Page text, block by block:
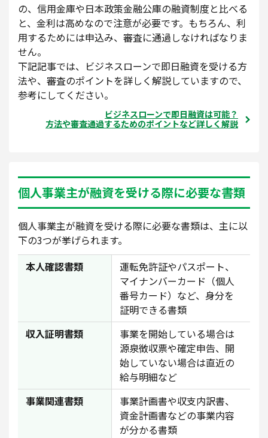
の、信用金庫や日本政策金融公庫の融資制度と比べる
と、金利は高めなので注意が必要です。もちろん、利
用するためには申込み、審査に通過しなければなりま
せん。
下記記事では、ビジネスローンで即日融資を受ける方
法や、審査のポイントを詳しく解説していますので、
参考にしてください。
ビジネスローンで即日融資は可能？
方法や審査通過するためのポイントなど詳しく解説
個人事業主が融資を受ける際に必要な書類
個人事業主が融資を受ける際に必要な書類は、主に以
下の3つが挙げられます。
本人確認書類
運転免許証やパスポート、
マイナンバーカード（個人
番号カード）など、身分を
証明できる書類
収入証明書類
事業を開始している場合は
源泉徴収票や確定申告、開
始していない場合は直近の
給与明細など
事業関連書類
事業計画書や収支内訳書、
資金計画書などの事業内容
が分かる書類